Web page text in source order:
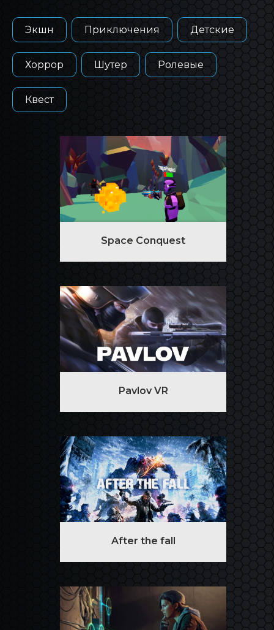
Экшн Приключения Детские
Хоррор Шутер Ролевые
Квест
Space Conquest
Pavlov VR
After the fall